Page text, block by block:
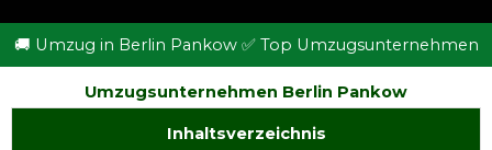
🚚 Umzug in Berlin Pankow ✅ Top Umzugsunternehmen
Umzugsunternehmen Berlin Pankow
Inhaltsverzeichnis